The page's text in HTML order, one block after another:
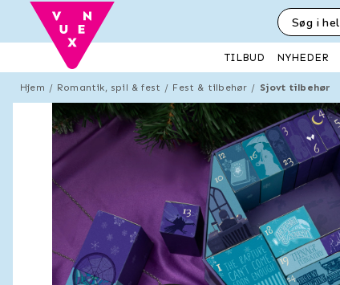
Hjem Romantik, spil & fest Fest & tilbehør Sjovt tilbehør
TILBUD NYHEDER